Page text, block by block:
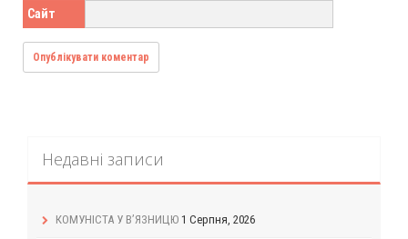
Сайт
Недавні записи
КОМУНІСТА У В’ЯЗНИЦЮ 1 Серпня, 2026